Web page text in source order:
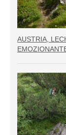
AUSTRIA,